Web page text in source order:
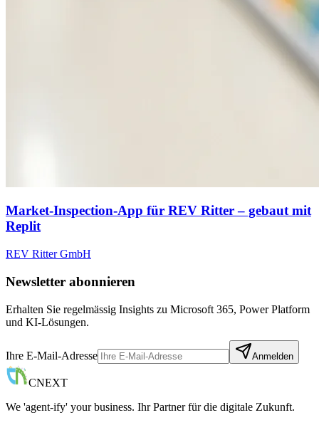
Market-Inspection-App für REV Ritter – gebaut mit
Replit
REV Ritter GmbH
Newsletter abonnieren
Erhalten Sie regelmässig Insights zu Microsoft 365, Power Platform
und KI-Lösungen.
Ihre E-Mail-Adresse Anmelden
CNEXT
We 'agent-ify' your business. Ihr Partner für die digitale Zukunft.